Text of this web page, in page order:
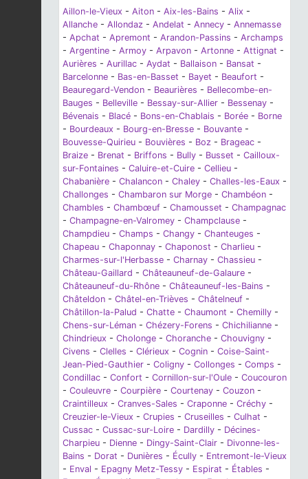
Aillon-le-Vieux - Aiton - Aix-les-Bains - Alix -
Allanche - Allondaz - Andelat - Annecy - Annemasse
- Apchat - Apremont - Arandon-Passins - Archamps
- Argentine - Armoy - Arpavon - Artonne - Attignat -
Aurières - Aurillac - Aydat - Ballaison - Bansat -
Barcelonne - Bas-en-Basset - Bayet - Beaufort -
Beauregard-Vendon - Beaurières - Bellecombe-en-
Bauges - Belleville - Bessay-sur-Allier - Bessenay -
Bévenais - Blacé - Bons-en-Chablais - Borée - Borne
- Bourdeaux - Bourg-en-Bresse - Bouvante -
Bouvesse-Quirieu - Bouvières - Boz - Brageac -
Braize - Brenat - Briffons - Bully - Busset - Cailloux-
sur-Fontaines - Caluire-et-Cuire - Cellieu -
Chabanière - Chalancon - Chaley - Challes-les-Eaux -
Challonges - Chambaron sur Morge - Chambéon -
Chambles - Chambœuf - Chamousset - Champagnac
- Champagne-en-Valromey - Champclause -
Champdieu - Champs - Changy - Chanteuges -
Chapeau - Chaponnay - Chaponost - Charlieu -
Charmes-sur-l'Herbasse - Charnay - Chassieu -
Château-Gaillard - Châteauneuf-de-Galaure -
Châteauneuf-du-Rhône - Châteauneuf-les-Bains -
Châteldon - Châtel-en-Trièves - Châtelneuf -
Châtillon-la-Palud - Chatte - Chaumont - Chemilly -
Chens-sur-Léman - Chézery-Forens - Chichilianne -
Chindrieux - Cholonge - Choranche - Chouvigny -
Civens - Clelles - Clérieux - Cognin - Coise-Saint-
Jean-Pied-Gauthier - Coligny - Collonges - Comps -
Condillac - Confort - Cornillon-sur-l'Oule - Coucouron
- Couleuvre - Courpière - Courtenay - Couzon -
Craintilleux - Cranves-Sales - Craponne - Créchy -
Creuzier-le-Vieux - Crupies - Cruseilles - Culhat -
Cussac - Cussac-sur-Loire - Dardilly - Décines-
Charpieu - Dienne - Dingy-Saint-Clair - Divonne-les-
Bains - Dorat - Dunières - Écully - Entremont-le-Vieux
- Enval - Epagny Metz-Tessy - Espirat - Étables -